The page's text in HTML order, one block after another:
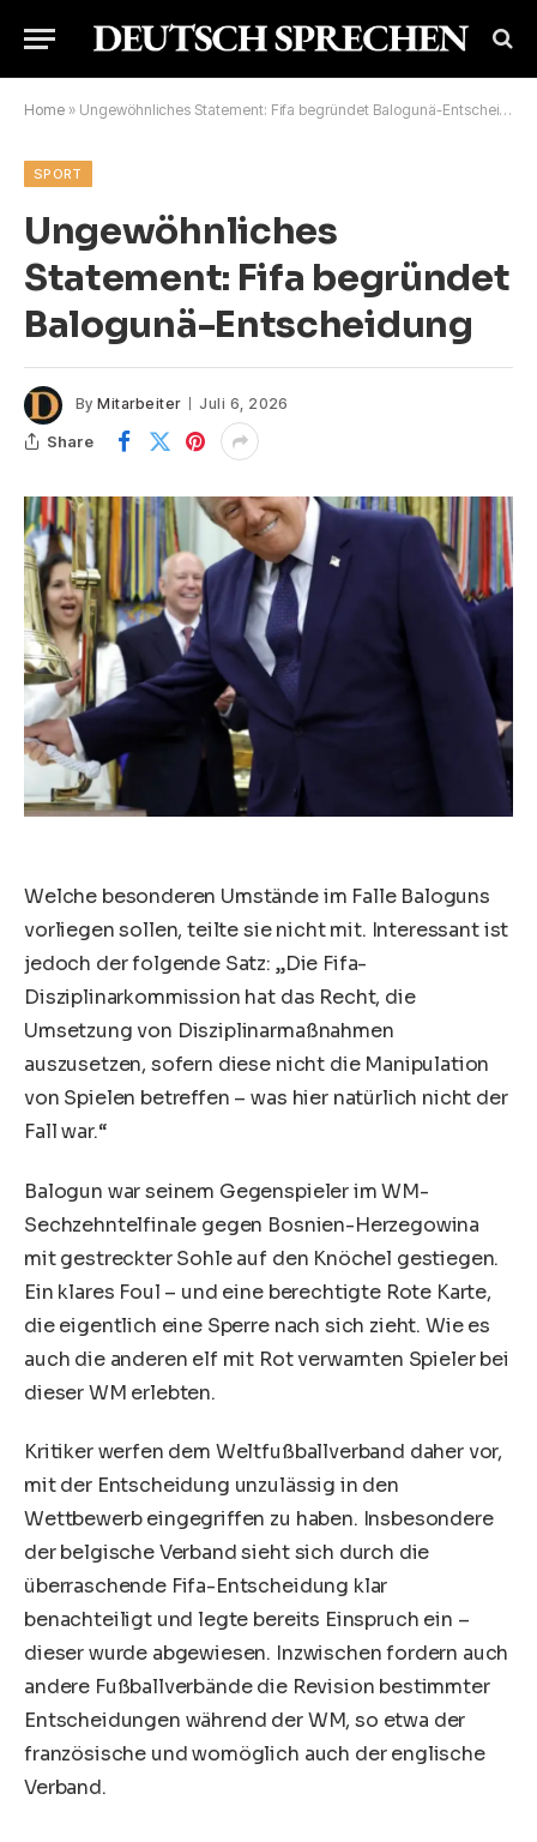
Home » Ungewöhnliches Statement: Fifa begründet Balogunä-Entscheidung
SPORT
Ungewöhnliches
Statement: Fifa begründet
Balogunä-Entscheidung
By Mitarbeiter Juli 6, 2026
Share
Welche besonderen Umstände im Falle Baloguns
vorliegen sollen, teilte sie nicht mit. Interessant ist
jedoch der folgende Satz: „Die Fifa-
Disziplinarkommission hat das Recht, die
Umsetzung von Disziplinarmaßnahmen
auszusetzen, sofern diese nicht die Manipulation
von Spielen betreffen – was hier natürlich nicht der
Fall war.“
Balogun war seinem Gegenspieler im WM-
Sechzehntelfinale gegen Bosnien-Herzegowina
mit gestreckter Sohle auf den Knöchel gestiegen.
Ein klares Foul – und eine berechtigte Rote Karte,
die eigentlich eine Sperre nach sich zieht. Wie es
auch die anderen elf mit Rot verwarnten Spieler bei
dieserWM erlebten.
Kritiker werfen dem Weltfußballverband daher vor,
mit der Entscheidung unzulässig in den
Wettbewerb eingegriffen zu haben. Insbesondere
der belgische Verband sieht sich durch die
überraschende Fifa-Entscheidung klar
benachteiligt und legte bereits Einspruch ein –
dieser wurde abgewiesen. Inzwischen fordern auch
andere Fußballverbände die Revision bestimmter
Entscheidungen während der WM,so etwa der
französische und womöglich auch der englische
Verband.